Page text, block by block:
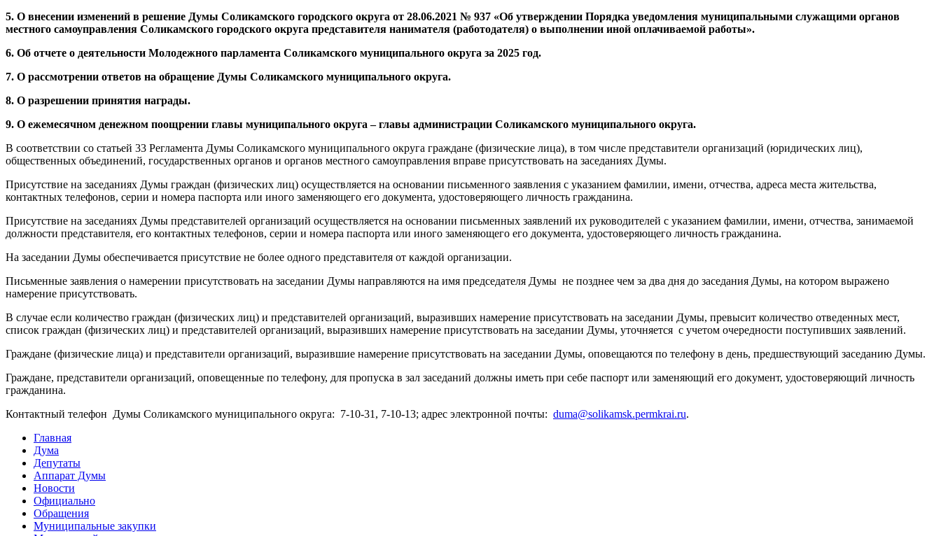
5. О внесении изменений в решение Думы Соликамского городского округа от 28.06.2021 № 937 «Об утверждении Порядка уведомления муниципальными служащими органов
местного самоуправления Соликамского городского округа представителя нанимателя (работодателя) о выполнении иной оплачиваемой работы».
6. Об отчете о деятельности Молодежного парламента Соликамского муниципального округа за 2025 год.
7. О рассмотрении ответов на обращение Думы Соликамского муниципального округа.
8. О разрешении принятия награды.
9. О ежемесячном денежном поощрении главы муниципального округа – главы администрации Соликамского муниципального округа.
В соответствии со статьей 33 Регламента Думы Соликамского муниципального округа граждане (физические лица), в том числе представители организаций (юридических лиц),
общественных объединений, государственных органов и органов местного самоуправления вправе присутствовать на заседаниях Думы.
Присутствие на заседаниях Думы граждан (физических лиц) осуществляется на основании письменного заявления с указанием фамилии, имени, отчества, адреса места жительства,
контактных телефонов, серии и номера паспорта или иного заменяющего его документа, удостоверяющего личность гражданина.
Присутствие на заседаниях Думы представителей организаций осуществляется на основании письменных заявлений их руководителей с указанием фамилии, имени, отчества, занимаемой
должности представителя, его контактных телефонов, серии и номера паспорта или иного заменяющего его документа, удостоверяющего личность гражданина.
На заседании Думы обеспечивается присутствие не более одного представителя от каждой организации.
Письменные заявления о намерении присутствовать на заседании Думы направляются на имя председателя Думы не позднее чем за два дня до заседания Думы, на котором выражено
намерение присутствовать.
В случае если количество граждан (физических лиц) и представителей организаций, выразивших намерение присутствовать на заседании Думы, превысит количество отведенных мест,
список граждан (физических лиц) и представителей организаций, выразивших намерение присутствовать на заседании Думы, уточняется с учетом очередности поступивших заявлений.
Граждане (физические лица) и представители организаций, выразившие намерение присутствовать на заседании Думы, оповещаются по телефону в день, предшествующий заседанию Думы.
Граждане, представители организаций, оповещенные по телефону, для пропуска в зал заседаний должны иметь при себе паспорт или заменяющий его документ, удостоверяющий личность
гражданина.
Контактный телефон Думы Соликамского муниципального округа: 7-10-31, 7-10-13; адрес электронной почты: duma@solikamsk.permkrai.ru.
Главная
Дума
Депутаты
Аппарат Думы
Новости
Официально
Обращения
Муниципальные закупки